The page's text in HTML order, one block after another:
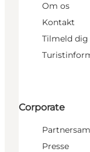
Om os
Kontakt
Tilmeld dig
Corporate
Presse